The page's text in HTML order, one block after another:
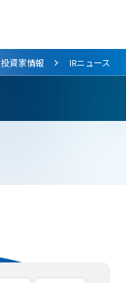
>
投資家情報 >
IRニュース